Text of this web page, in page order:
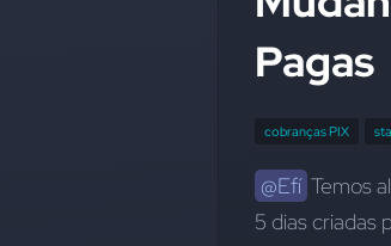
Pagas
cobranças PIX
@Efí Temos
5 dias criadas